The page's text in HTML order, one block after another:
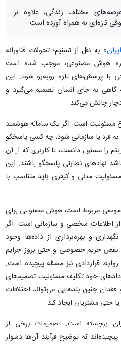
مختلف زندگی، علاوه بر
تازه‌ای به همراه آورده است.
» به نقل از تسنیم؛ تحولات فناورانه
هوش مصنوعی، موجب شده است
با پرسش‌های تازه روبه‌رو شود. این
گاهی به جای انسان تصمیم می‌گیرد و
چالش می‌کند.
است. اگر یک سامانه هوشمند
فرد یا سازمانی شود، چه کسی پاسخگو
را مسئول دانست، یا کاربری که از آن
نهادهای نظارتی پاسخگو باشند. این
مدنی و کیفری باید متناسب با
مربوط است، هوش مصنوعی برای
از اطلاعات شخصی و سازمانی است. اگر
و بهره‌برداری از داده‌ها وجود
نقض حریم خصوصی و حتی بروز جرایم
قراردادی نیز مسئله پیچیده است.
خود تکلیف مسئولیت تصمیم‌های
چنین بندهایی می‌تواند اختلافات
حتی مشتریان ایجاد کند.
برجسته است. تصمیمات برخی از
که توضیح فرآیند آن‌ها دشوار